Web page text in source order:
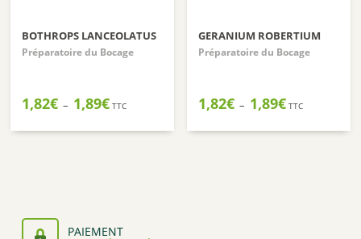
BOTHROPS LANCEOLATUS
Préparatoire du Bocage
1,82€ – 1,89€Plage
prix :
TTC
GERANIUM ROBERTIUM
Préparatoire du Bocage
1,82€ – 1,89€Plage
prix :
TTC
PAIEMENT